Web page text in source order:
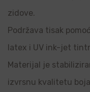
zidove.
Podržava tisak
latex i UV ink-jet
Materijal je
izvrsnu kvalitetu